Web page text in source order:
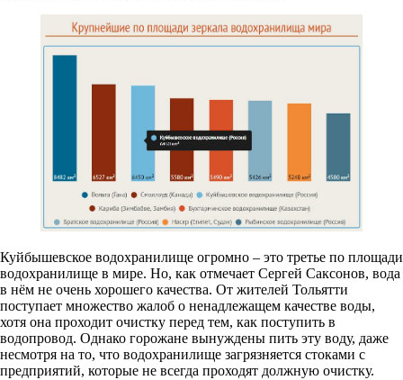
Куйбышевское водохранилище огромно – это третье по площади
водохранилище в мире. Но, как отмечает Сергей Саксонов, вода
в нём не очень хорошего качества. От жителей Тольятти
поступает множество жалоб о ненадлежащем качестве воды,
хотя она проходит очистку перед тем, как поступить в
водопровод. Однако горожане вынуждены пить эту воду, даже
несмотря на то, что водохранилище загрязняется стоками с
предприятий, которые не всегда проходят должную очистку.